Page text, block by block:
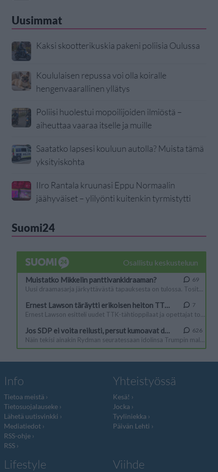
Uusimmat
Kaksi skootterikuskia pakeni poliisia Oulussa
Koululaisen repussa voi olla koiralle
hengenvaarallinen yllätys
Poliisi huolestui mopoilijoiden ilmiöstä –
aiheuttaa vaaraa itselle ja muille
Saatatko lapsesi kouluun autolla? Muista tämä
yksityiskohta
IIro Rantala kruunasi Eppu Normaalin
jäähyväiset – ylilyönti kuitenkin tyrmistytti
Suomi24
Info
Tietoa meistä
Tietosuojalauseke
Lähetä uutisvinkki
Mediatiedot
RSS-ohje
RSS
Yhteistyössä
Kesä!
Jocka
Tyyliniekka
Päivän Lehti
Lifestyle Viihde